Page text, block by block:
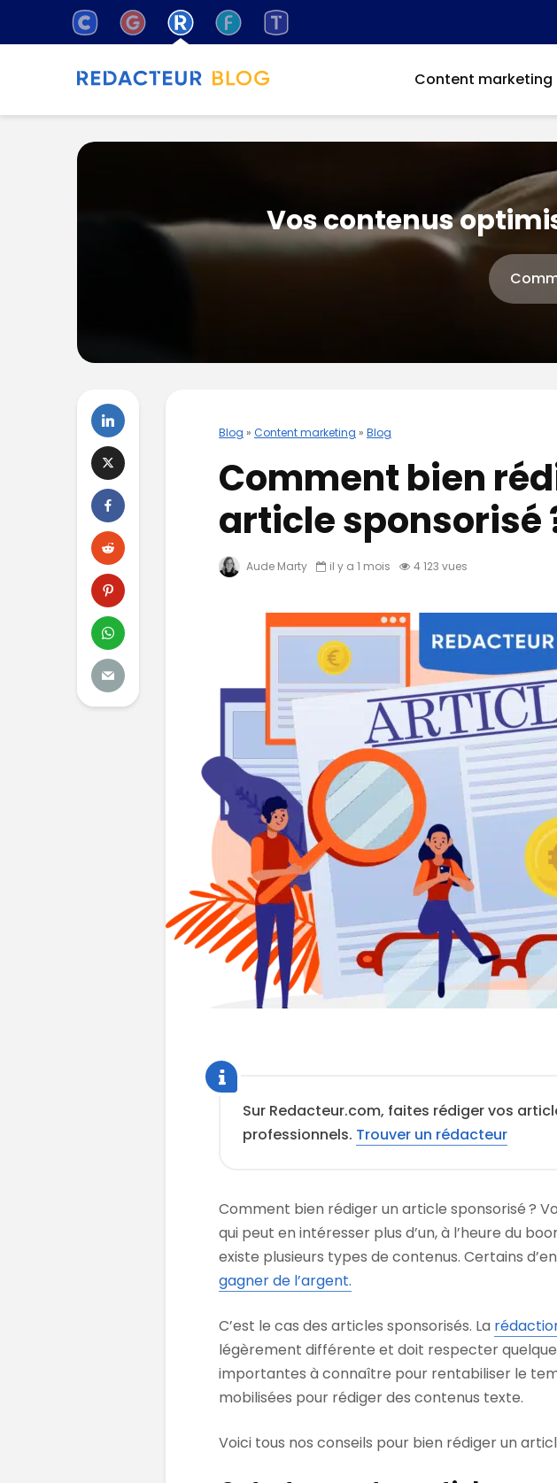
Content marketing
Vos contenus
Blog » Content marketing » Blog
Comment bien
article sponsorisé
Aude Marty il y a 1 mois 4 123 vues
Sur Redacteur.com, faites rédiger vos
professionnels. Trouver un rédacteur
Comment bien rédiger un article sponsorisé ?
qui peut en intéresser plus d’un, à l’heure du
existe plusieurs types de contenus. Certains
gagner de l’argent.
C’est le cas des articles sponsorisés. La
légèrement différente et doit respecter
importantes à connaître pour rentabiliser le
mobilisées pour rédiger des contenus texte.
Voici tous nos conseils pour bien rédiger un